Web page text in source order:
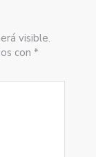
visible.
con *